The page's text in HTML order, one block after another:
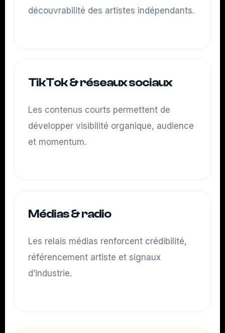
découvrabilité des artistes indépendants.
TikTok & réseaux sociaux
Les contenus courts permettent de
développer visibilité organique, audience
et momentum.
Médias & radio
Les relais médias renforcent crédibilité,
référencement artiste et signaux
d’industrie.